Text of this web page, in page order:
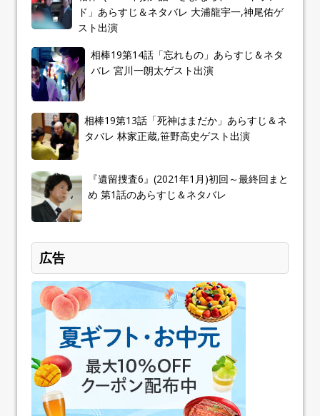
ド」あらすじ＆ネタバレ 大浦龍宇一,神尾佑ゲ
スト出演
相棒19第14話「忘れもの」あらすじ＆ネタ
バレ 宮川一朗太ゲスト出演
相棒19第13話「死神はまだか」あらすじ＆ネ
タバレ 林家正蔵,笹野高史ゲスト出演
『遺留捜査6』(2021年1月)初回～最終回まと
め 第1話のあらすじ＆ネタバレ
広告